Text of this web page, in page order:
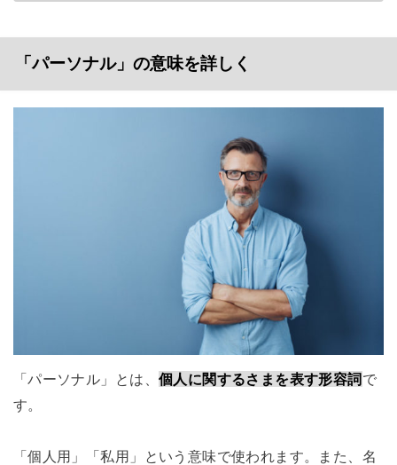
「パーソナル」の意味を詳しく
「パーソナル」とは、 個人に関するさまを表す形容詞で
す。
「個人用」「私用」という意味で使われます。また、名